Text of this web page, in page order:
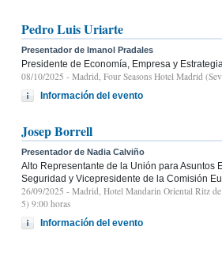
Pedro Luis Uriarte
Presentador de Imanol Pradales
Presidente de Economía, Empresa y Estrategia
08/10/2025 - Madrid, Four Seasons Hotel Madrid
Información del evento
Josep Borrell
Presentador de Nadia Calviño
Alto Representante de la Unión para Asuntos
Seguridad y Vicepresidente de la Comisión
26/09/2025 - Madrid, Hotel Mandarin Oriental Ritz de
5) 9:00 horas
Información del evento